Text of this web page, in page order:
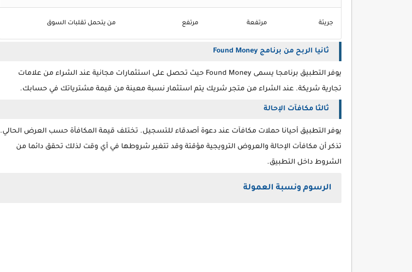
جريئة مرتفعة مرتفع من يتحمل تقلبات السوق
ثانيا الربح من برنامج Found Money
يوفر التطبيق برنامجا يسمى Found Money حيث تحصل على استثمارات مجانية عند الشراء من علامات
تجارية شريكة. عند الشراء من متجر شريك يتم استثمار نسبة معينة من قيمة مشترياتك في حسابك.
ثالثا مكافآت الإحالة
يوفر التطبيق أحيانا حملات مكافآت عند دعوة أصدقاء للتسجيل. تختلف قيمة المكافأة حسب العرض الحالي.
تذكر أن مكافآت الإحالة والعروض الترويجية مؤقتة وقد تتغير شروطها في أي وقت لذلك تحقق دائما من
الشروط داخل التطبيق.
الرسوم ونسبة العمولة